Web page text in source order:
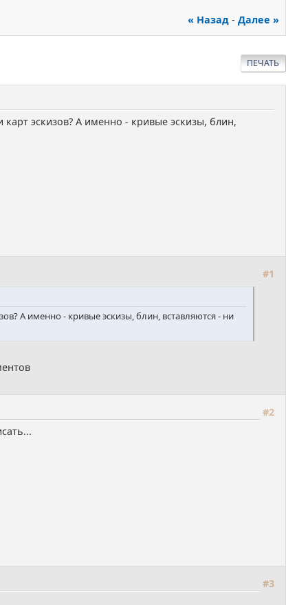
« Назад- Далее »
ПЕЧАТЬ
эскизов? А именно - кривые эскизы, блин,
#1
А именно - кривые эскизы, блин, вставляются - ни
#2
#3